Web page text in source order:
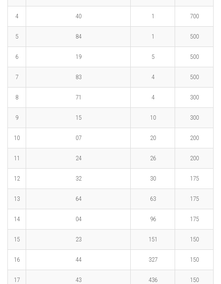
4 40 1 700
5 84 1 500
6 19 5 500
7 83 4 500
8 71 4 300
9 15 10 300
10 07 20 200
11 24 26 200
12 32 30 175
13 64 63 175
14 04 96 175
15 23 151 150
16 44 327 150
17 43 436 150